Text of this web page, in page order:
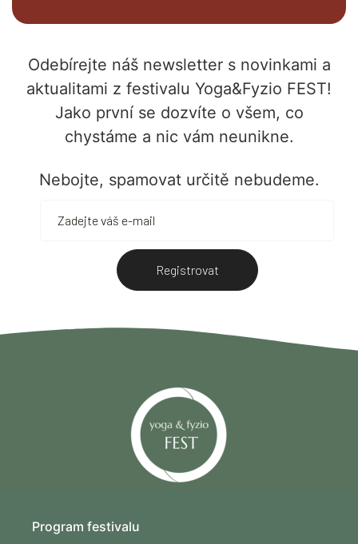
Odebírejte náš newsletter s novinkami a
aktualitami z festivalu Yoga&Fyzio FEST!
Jako první se dozvíte o všem, co
chystáme a nic vám neunikne.
Nebojte, spamovat určitě nebudeme.
Registrovat
Program festivalu